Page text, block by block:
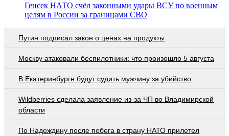
Генсек НАТО счёл законными удары ВСУ по военным
целям в России за границами СВО
Путин подписал закон о ценах на продукты
Москву атаковали беспилотники: что произошло 5 августа
В Екатеринбурге будут судить мужчину за убийство
Wildberries cделала заявление из-за ЧП во Владимирской
области
По Надеждину после побега в страну НАТО прилетел